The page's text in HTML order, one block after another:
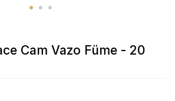
Cam Vazo Füme - 20